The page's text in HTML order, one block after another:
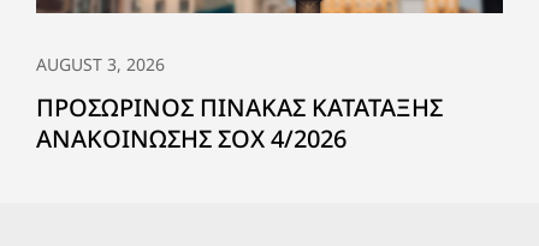
AUGUST 3, 2026
ΠΡΟΣΩΡΙΝΟΣ ΠΙΝΑΚΑΣ ΚΑΤΑΤΑΞΗΣ
ΑΝΑΚΟΙΝΩΣΗΣ ΣΟΧ 4/2026